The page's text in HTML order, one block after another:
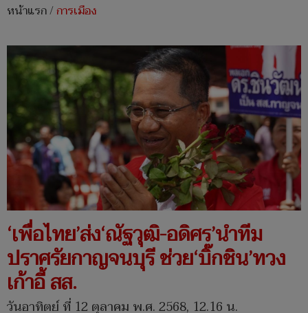
หน้าแรก/การเมือง
‘เพื่อไทย’ส่ง‘ณัฐวุฒิ-อดิศร’นำทีม
ปราศรัยกาญจนบุรี ช่วย‘บิ๊กชิน’ทวง
เก้าอี้ สส.
วันอาทิตย์ ที่ 12 ตุลาคม พ.ศ. 2568, 12.16 น.